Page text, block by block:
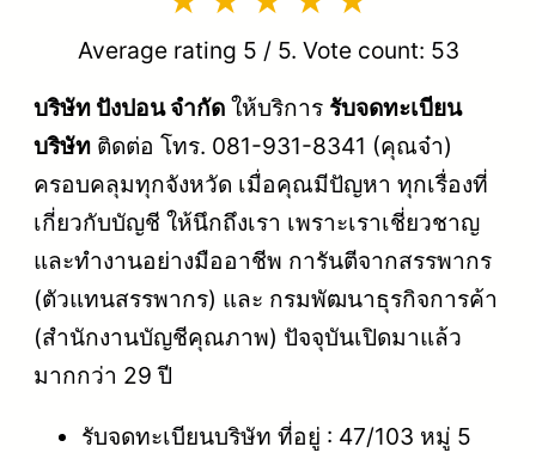
Average rating 5 / 5. Vote count: 53
บริษัท ปังปอน จำกัด ให้บริการ รับจดทะเบียน
บริษัท ติดต่อ โทร. 081-931-8341 (คุณจ๋า)
ครอบคลุมทุกจังหวัด เมื่อคุณมีปัญหา ทุกเรื่องที่
เกี่ยวกับบัญชี ให้นึกถึงเรา เพราะเราเชี่ยวชาญ
และทำงานอย่างมืออาชีพ การันตีจากสรรพากร
(ตัวแทนสรรพากร) และ กรมพัฒนาธุรกิจการค้า
(สำนักงานบัญชีคุณภาพ) ปัจจุบันเปิดมาแล้ว
มากกว่า 29 ปี
รับจดทะเบียนบริษัท ที่อยู่ : 47/103 หมู่ 5